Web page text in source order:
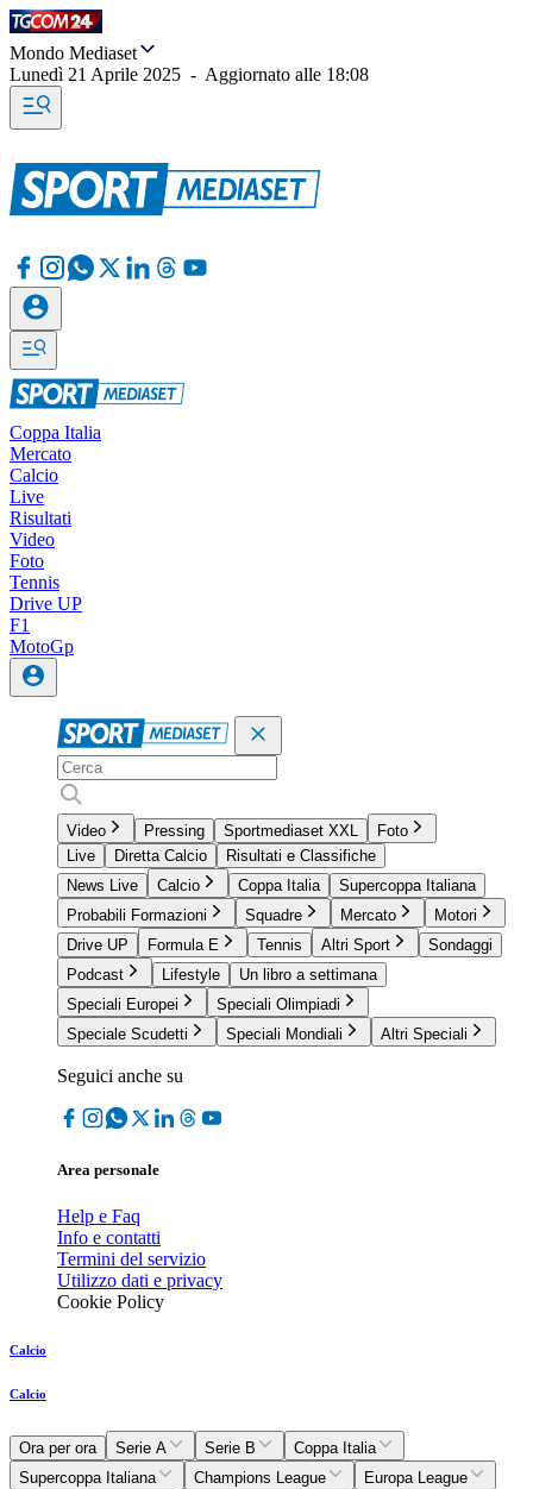
Mondo Mediaset
Lunedì 21 Aprile 2025 - Aggiornato alle 18:08
Coppa Italia
Mercato
Calcio
Live
Risultati
Video
Foto
Tennis
Drive UP
F1
MotoGp
Video Pressing Sportmediaset XXL
Foto
Live
Diretta Calcio
Risultati e Classifiche
News Live
Calcio Coppa Italia
Supercoppa Italiana
Probabili Formazioni
Squadre Mercato
Motori
Drive UP
Formula E Tennis Altri Sport
Sondaggi
Podcast
Lifestyle
Un libro a settimana
Speciali Europei
Speciali Olimpiadi
Speciale Scudetti
Speciali Mondiali Altri Speciali
Seguici anche su
Area personale
Help e Faq
Info e contatti
Termini del servizio
Utilizzo dati e privacy
Cookie Policy
Calcio
Calcio
Ora per ora Serie A Serie B
Coppa Italia
Supercoppa Italiana
Champions League
Europa League